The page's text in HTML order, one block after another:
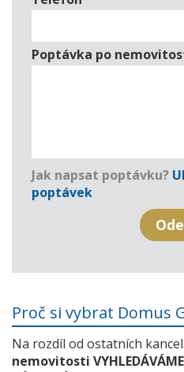
Poptávka po
Jak napsat poptávku?
poptávek
Proč si vybrat Domus
Na rozdíl od ostatních
nemovitosti